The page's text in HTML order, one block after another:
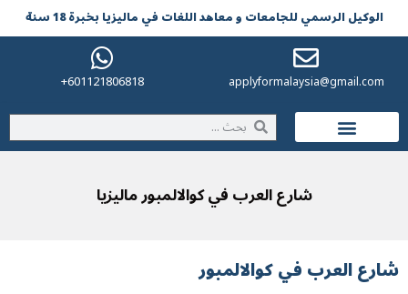
الرسمي للجامعات و معاهد اللغات في مالیزیا بخبرة 18 سنة
601121806818+
شارع العرب في كوالالمبور ماليزيا
العرب في كوالالمبور